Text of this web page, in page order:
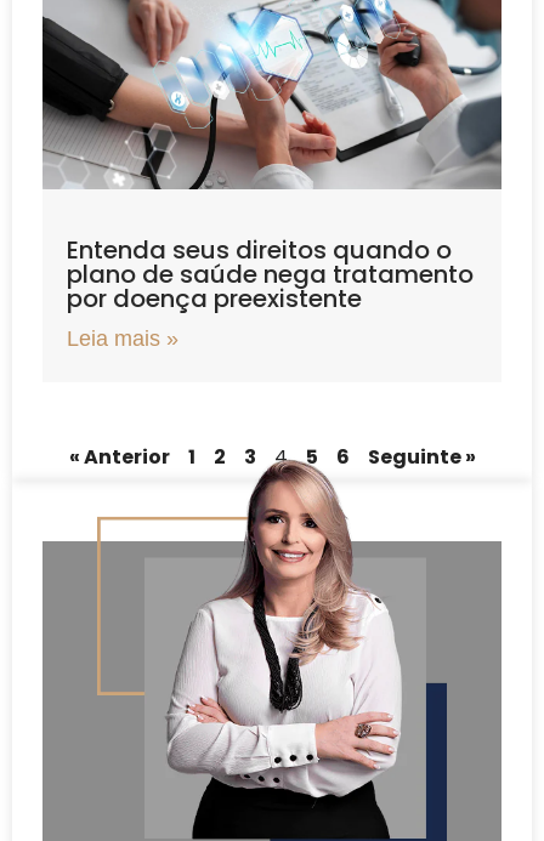
Entenda seus direitos quando o
plano de saúde nega tratamento
por doença preexistente
Leia mais »
« Anterior 1 2 3 4 5 6 Seguinte »